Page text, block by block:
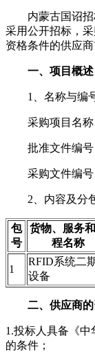
内蒙古国诏招
采用公开招标，
资格条件的供应商
一、项目概述
1、名称与编
采购项目名称
批准文件编号
采购文件编号
2、内容及分包
包
号
货物、服务
程名称
1
RFID系统二
设备
二、供应商的
1.投标人具备《
的条件；